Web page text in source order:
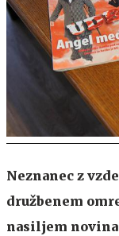
Neznanec z
družbenem
nasiljem